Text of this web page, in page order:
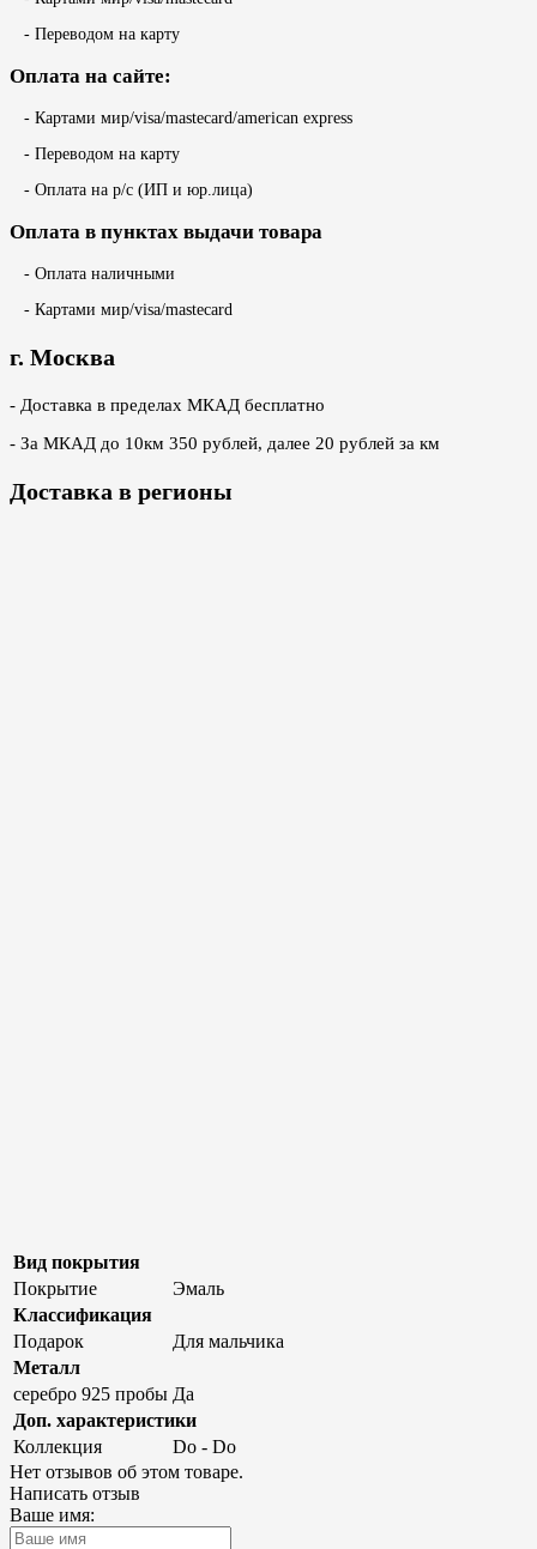
- Переводом на карту
Оплата на сайте:
- Картами мир/visa/mastecard/american express
- Переводом на карту
- Оплата на р/с (ИП и юр.лица)
Оплата в пунктах выдачи товара
- Оплата наличными
- Картами мир/visa/mastecard
г. Москва
- Доставка в пределах МКАД бесплатно
- За МКАД до 10км 350 рублей, далее 20 рублей за км
Доставка в регионы
Вид покрытия
Покрытие
Эмаль
Классификация
Подарок
Для мальчика
Металл
серебро 925 пробы Да
Доп. характеристики
Коллекция
Do - Do
Нет отзывов об этом товаре.
Написать отзыв
Ваше имя: